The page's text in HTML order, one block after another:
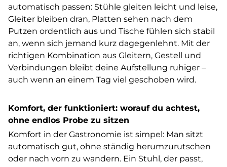
automatisch passen: Stühle gleiten leicht und leise,
Gleiter bleiben dran, Platten sehen nach dem
Putzen ordentlich aus und Tische fühlen sich stabil
an, wenn sich jemand kurz dagegenlehnt. Mit der
richtigen Kombination aus Gleitern, Gestell und
Verbindungen bleibt deine Aufstellung ruhiger –
auch wenn an einem Tag viel geschoben wird.
Komfort, der funktioniert: worauf du achtest,
ohne endlos Probe zu sitzen
Komfort in der Gastronomie ist simpel: Man sitzt
automatisch gut, ohne ständig herumzurutschen
oder nach vorn zu wandern. Ein Stuhl, der passt,